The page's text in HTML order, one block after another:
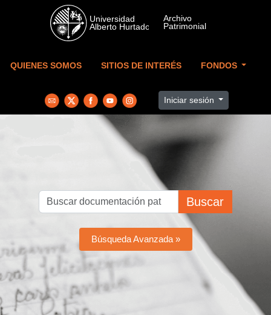
Skip to main content
QUIENES SOMOS SITIOS DE INTERÉS FONDOS
Iniciar sesión
Buscar
Búsqueda Avanzada »